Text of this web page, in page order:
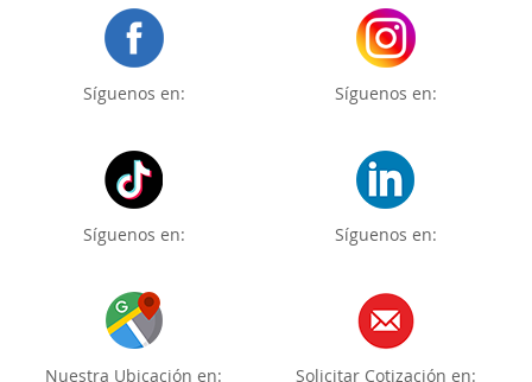
Síguenos en: Síguenos en:
Síguenos en: Síguenos en:
Nuestra Ubicación en: Solicitar Cotización en: